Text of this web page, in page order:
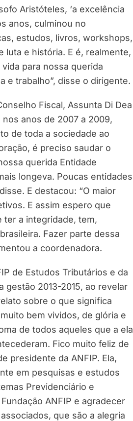
Aristóteles, ‘a excelência
anos, culminou no
estudos, livros, workshops,
luta e história. E é, realmente,
para nossa querida
e trabalho”, disse o dirigente.
Fiscal, Assunta Di Dea
anos de 2007 a 2009,
de toda a sociedade ao
é preciso saudar o
querida Entidade
longeva. Poucas entidades
E destacou: “O maior
E assim espero que
ter a integridade, tem,
Fazer parte dessa
a coordenadora.
de Estudos Tributários e da
gestão 2013-2015, ao revelar
sobre o que significa
bem vividos, de glória e
de todos aqueles que a ela
Fico muito feliz de
presidente da ANFIP. Ela,
em pesquisas e estudos
Previdenciário e
ANFIP e agradecer
que são a alegria